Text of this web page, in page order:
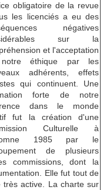
obligatoire de la revue
les licenciés a eu des
négatives
sur la
et l'acceptation
éthique par les
adhérents, effets
qui continuent. Une
forte de notre
dans le monde
fut la création d'une
Culturelle à
1985 par le
de plusieurs
commissions, dont la
Elle fut tout de
très active. La charte sur